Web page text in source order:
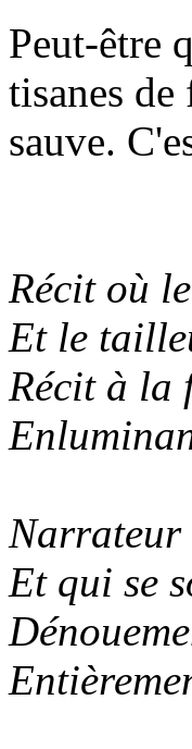
Peut-être
tisanes
sauve.
Récit où
Et le
Récit à la
Narrateur
Et qui se